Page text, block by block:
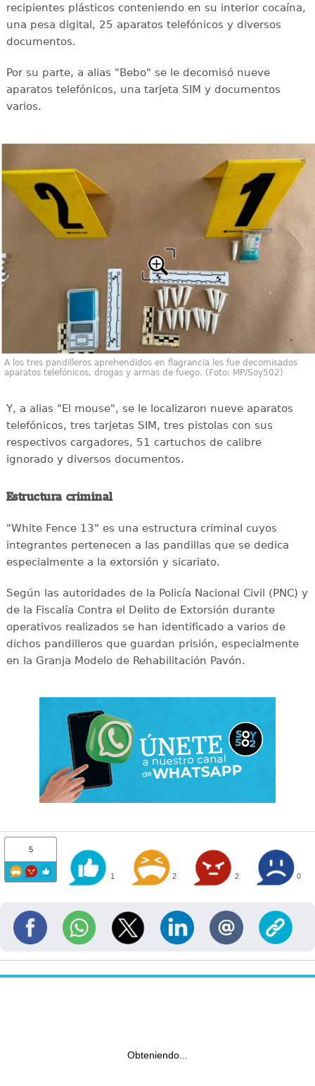
recipientes plásticos conteniendo en su interior cocaína,
una pesa digital, 25 aparatos telefónicos y diversos
documentos.
Por su parte, a alias "Bebo" se le decomisó nueve
aparatos telefónicos, una tarjeta SIM y documentos
varios.
A los tres pandilleros aprehendidos en flagrancia les fue decomisados
aparatos telefónicos, drogas y armas de fuego. (Foto: MP/Soy502)
Y, a alias "El mouse", se le localizaron nueve aparatos
telefónicos, tres tarjetas SIM, tres pistolas con sus
respectivos cargadores, 51 cartuchos de calibre
ignorado y diversos documentos.
Estructura criminal
"White Fence 13" es una estructura criminal cuyos
integrantes pertenecen a las pandillas que se dedica
especialmente a la extorsión y sicariato.
Según las autoridades de la Policía Nacional Civil (PNC) y
de la Fiscalía Contra el Delito de Extorsión durante
operativos realizados se han identificado a varios de
dichos pandilleros que guardan prisión, especialmente
en la Granja Modelo de Rehabilitación Pavón.
5
1 2 2 0
Obteniendo...